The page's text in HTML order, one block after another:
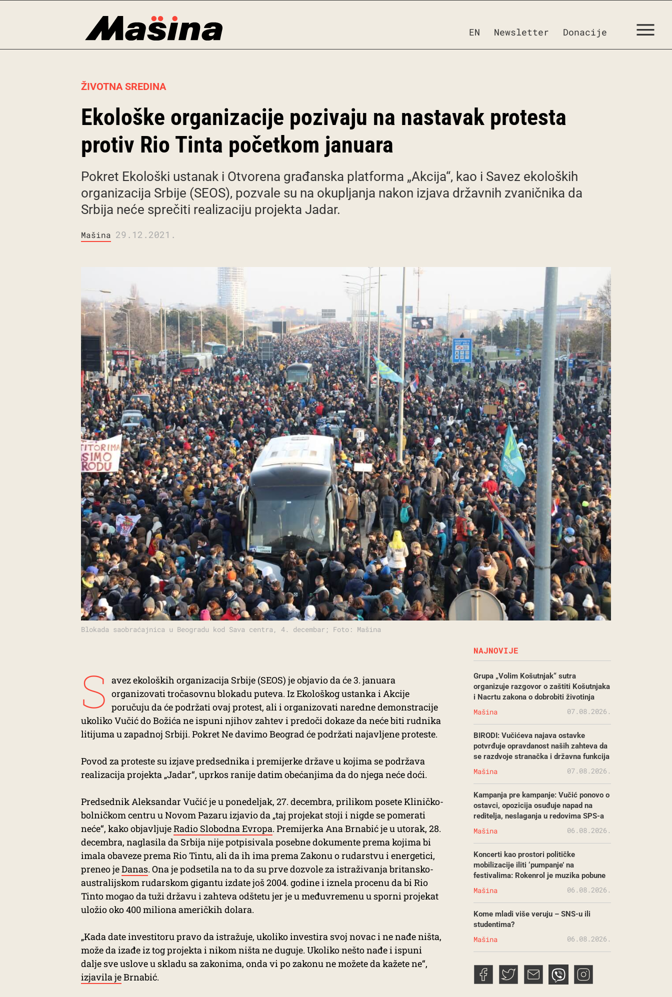
EN Newsletter Donacije
ŽIVOTNA SREDINA
Ekološke organizacije pozivaju na nastavak protesta
protiv Rio Tinta početkom januara
Pokret Ekološki ustanak i Otvorena građanska platforma „Akcija“, kao i Savez ekoloških
organizacija Srbije (SEOS), pozvale su na okupljanja nakon izjava državnih zvaničnika da
Srbija neće sprečiti realizaciju projekta Jadar.
Mašina 29.12.2021.
Blokada saobraćajnica u Beogradu kod Sava centra, 4. decembar; Foto: Mašina
S avez ekoloških organizacija Srbije (SEOS) je objavio da će 3. januara
organizovati tročasovnu blokadu puteva. Iz Ekološkog ustanka i Akcije
poručuju da će podržati ovaj protest, ali i organizovati naredne demonstracije
ukoliko Vučić do Božića ne ispuni njihov zahtev i predoči dokaze da neće biti rudnika
litijuma u zapadnoj Srbiji. Pokret Ne davimo Beograd će podržati najavljene proteste.
Povod za proteste su izjave predsednika i premijerke države u kojima se podržava
realizacija projekta „Jadar“, uprkos ranije datim obećanjima da do njega neće doći.
Predsednik Aleksandar Vučić je u ponedeljak, 27. decembra, prilikom posete Kliničko-
bolničkom centru u Novom Pazaru izjavio da „taj projekat stoji i nigde se pomerati
neće“, kako objavljujeRadio Slobodna Evropa. Premijerka Ana Brnabić je u utorak, 28.
decembra, naglasila da Srbija nije potpisivala posebne dokumente prema kojima bi
imala obaveze prema Rio Tintu, ali da ih ima prema Zakonu o rudarstvu i energetici,
preneo jeDanas. Ona je podsetila na to da su prve dozvole za istraživanja britansko-
australijskom rudarskom gigantu izdate još 2004. godine i iznela procenu da bi Rio
Tinto mogao da tuži državu i zahteva odštetu jer je u međuvremenu u sporni projekat
uložio oko 400 miliona američkih dolara.
„Kada date investitoru pravo da istražuje, ukoliko investira svoj novac i ne nađe ništa,
može da izađe iz tog projekta i nikom ništa ne duguje. Ukoliko nešto nađe i ispuni
dalje sve uslove u skladu sa zakonima, onda vi po zakonu ne možete da kažete ne“,
izjavila jeBrnabić.
NAJNOVIJE
Grupa „Volim Košutnjak“ sutra
organizuje razgovor o zaštiti Košutnjaka
i Nacrtu zakona o dobrobiti životinja
Mašina 07.08.2026.
BIRODI: Vučićeva najava ostavke
potvrđuje opravdanost naših zahteva da
se razdvoje stranačka i državna funkcija
Mašina 07.08.2026.
Kampanja pre kampanje: Vučić ponovo o
ostavci, opozicija osuđuje napad na
reditelja, neslaganja u redovima SPS-a
Mašina 06.08.2026.
Koncerti kao prostori političke
mobilizacije iliti ‘pumpanje’ na
festivalima: Rokenrol je muzika pobune
Mašina 06.08.2026.
Kome mladi više veruju – SNS-u ili
studentima?
Mašina 06.08.2026.